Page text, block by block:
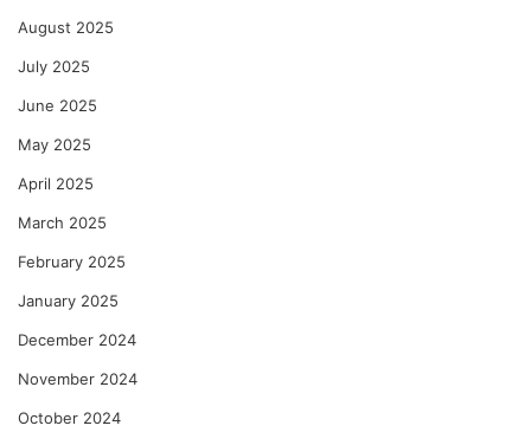
August 2025
July 2025
June 2025
May 2025
April 2025
March 2025
February 2025
January 2025
December 2024
November 2024
October 2024